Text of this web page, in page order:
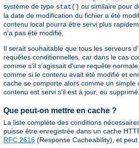
système de type stat() ou similaire pour
la date de modification du fichier a été
contenu local pourra être servi plus
n'a pas été modifié.
Il serait souhaitable que tous les serveurs
requêtes conditionnelles, car dans le cas
comme s'il s'agissait d'une requête
comme si le contenu avait été modifié et
cache se comporte alors comme un simple
contenu est servi s'il est à jour, ou
Que peut-on mettre en cache ?
La liste complète des conditions
puisse être enregistrée dans un cache
RFC 2616 (Response Cacheability), et